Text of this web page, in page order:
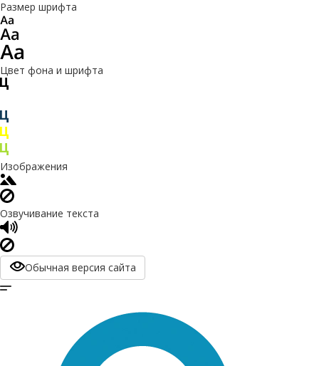
Размер шрифта
Цвет фона и шрифта
Изображения
Озвучивание текста
Обычная версия сайта